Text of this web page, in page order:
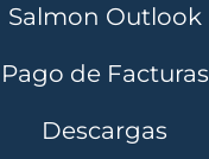
Salmon Outlook
Pago de Facturas
Descargas